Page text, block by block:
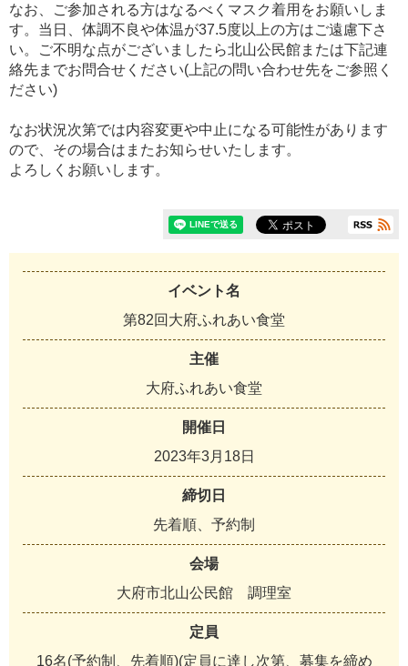
なお、ご参加される方はなるべくマスク着用をお願いしま
す。当日、体調不良や体温が37.5度以上の方はご遠慮下さ
い。ご不明な点がございましたら北山公民館または下記連
絡先までお問合せください(上記の問い合わせ先をご参照く
ださい)
なお状況次第では内容変更や中止になる可能性があります
ので、その場合はまたお知らせいたします。
よろしくお願いします。
イベント名
第82回大府ふれあい食堂
主催
大府ふれあい食堂
開催日
2023年3月 18日
締切日
先着順 予約制
会場
大府市北山公民館 調理室
定員
16名(予約制 先着順)(定 員に達 し次第、 募集を締め